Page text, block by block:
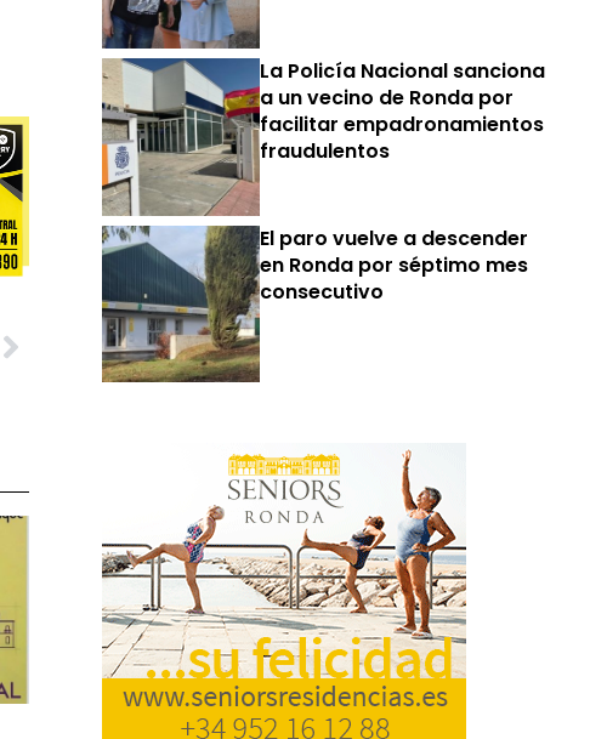
La Policía Nacional sanciona
a un vecino de Ronda por
facilitar empadronamientos
fraudulentos
El paro vuelve a descender
en Ronda por séptimo mes
consecutivo